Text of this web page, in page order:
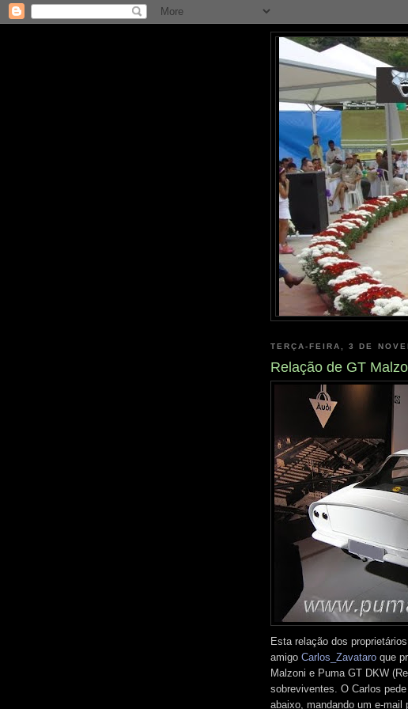
TERÇA-FEIRA, 3 DE
Relação de GT
Esta relação dos
amigo Carlos_Zavataro que
Malzoni e Puma GT DKW
sobreviventes. O Carlos
abaixo, mandando um e-mail